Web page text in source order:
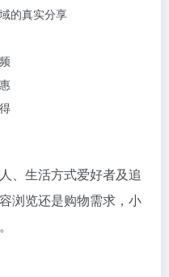
的真实分享
、生活方式爱好者及追
浏览还是购物需求，小